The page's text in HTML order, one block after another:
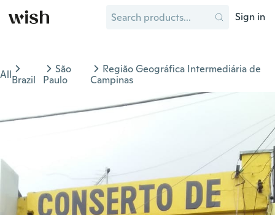
Sign in
AllBrazil
São
Paulo
Região Geográfica Intermediária de
Campinas